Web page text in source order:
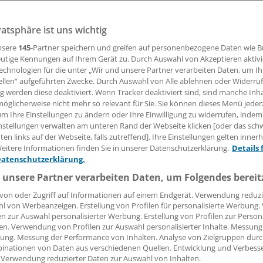
meldet einen guten Start ihrer
11:18 Uhr
viele private Krankenversicherer (PKV) versuchen,
Tarifen neue Kunden zu gewinnen, setzt die Signal Iduna
auf ein Angebot im Premium-Segment.
bietet ein umfassendes Leistungsangebot unter
und den meisten sonst üblichen Begrenzungen bei
ist uns wichtig
145-Partner speichern und greifen auf personenbezogene Daten wie
Kennungen auf Ihrem Gerät zu. Durch Auswahl von Akzeptieren
für die unter „Wir und unsere Partner verarbeiten Daten, um
aufgeführten Zwecke. Durch Auswahl von Alle ablehnen oder
werden diese deaktiviert. Wenn Tracker deaktiviert sind, sind manche
nicht mehr so relevant für Sie. Sie können dieses Menü
Ihre Einstellungen zu ändern oder Ihre Einwilligung zu widerrufen, indem
verwalten am unteren Rand der Webseite klicken [oder das
links auf der Webseite, falls zutreffend]. Ihre Einstellungen gelten
Informationen finden Sie in unserer Datenschutzerklärung. Details
Partner verarbeiten Daten, um Folgendes
oder Zugriff auf Informationen auf einem Endgerät. Verwendung
von Werbeanzeigen. Erstellung von Profilen für personalisierte
zur Auswahl personalisierter Werbung. Erstellung von Profilen zur
Verwendung von Profilen zur Auswahl personalisierter Inhalte.
Messung der Performance von Inhalten. Analyse von Zielgruppen
von Daten aus verschiedenen Quellen. Entwicklung und
reduzierter Daten zur Auswahl von Inhalten.